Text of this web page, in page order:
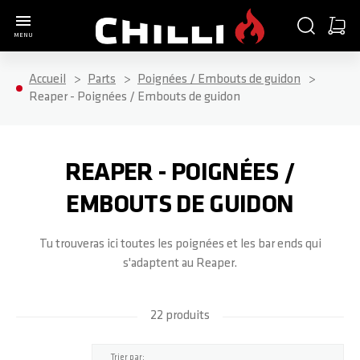
MENU
CHERCHER
COMPLETE SCOOTER
4000
PARTS
POIGNÉES / EMBOUTS DE GUIDON
GUIDON
ACCESSORIES
SCOOTER STANDS
CASQUES
ABOUT
ATELIER
Accueil Parts
Poignées / Embouts de guidon
Reaper - Poignées / Embouts de guidon
REAPER - POIGNÉES /
EMBOUTS DE GUIDON
Tu trouveras ici toutes les poignées et les bar ends qui
s'adaptent au Reaper.
22 produits
Trier par: